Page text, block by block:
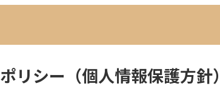
リシー（個人情報保護方針）